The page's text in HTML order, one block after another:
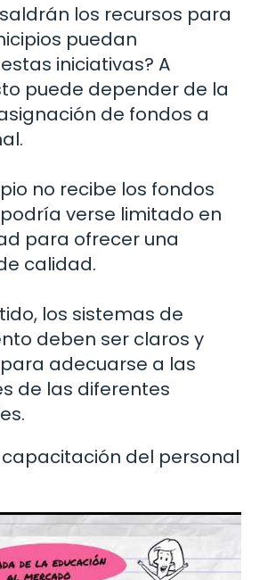
los recursos para
puedan
iniciativas? A
puede depender de la
de fondos a
no recibe los fondos
verse limitado en
para ofrecer una
calidad.
los sistemas de
deben ser claros y
adecuarse a las
de las diferentes
del personal